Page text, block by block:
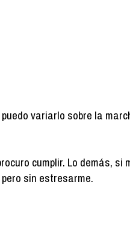
variarlo sobre la
cumplir. Lo demás, si
sin estresarme.